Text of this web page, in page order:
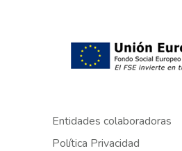
Entidades colaboradoras
Política Privacidad